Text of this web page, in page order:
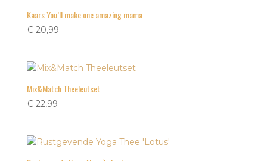
Kaars You’ll make one amazing mama
€20,99
Mix&Match Theeleutset
€22,99